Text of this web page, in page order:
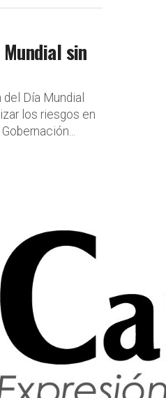
sin
Día Mundial
los riesgos en